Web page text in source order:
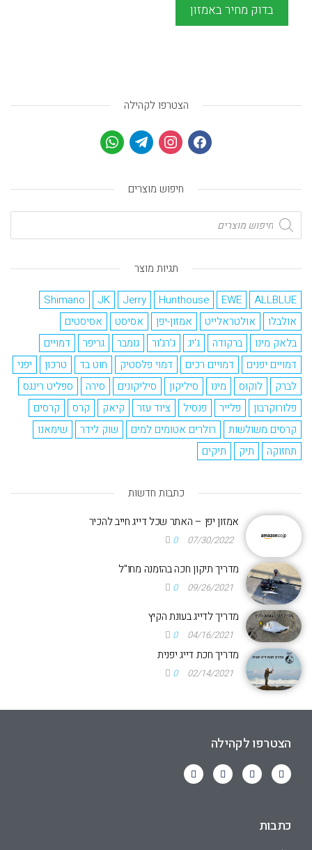
בדוק מחיר באמזון
הצטרפו לקהילה
חיפוש מוצרים
תגיות מוצר
ALLBLUE
EWE
Hunthouse
Jerry
JK
Shimano
אולבלו
אולטראלייט אמזון-יפן אסיסט
אסיסטים
בלאק מינו
ברקודה ג'יג ג'רג'ור גומבר גריפר
דמויים
דמויים יפנים
דמויים רכים דמוי פלסטיק חוט בד טרכון
יפני
לברק
לוקוס מינו סיליקון סיליקונים סירה
ספליט רינגס
פלורוקרבון
פלייר פנסיל ציוד עזר קיאק קרס
קרסים
קרסים משולשות
רולרים אטומים למים שוק לידר
שימאנו
תחזוקה
תיק תיקים
כתבות חדשות
אמזון יפן – האתר שכל דייג חייב להכיר
07/30/2022
0
מדריך תיקון חכה בהזמנה מחו"ל
09/26/2021
0
מדריך לדייג בעונת הקיץ
04/16/2021
0
מדריך חכת דייג יפנית
02/14/2021
0
הצטרפו לקהילה
כתבות